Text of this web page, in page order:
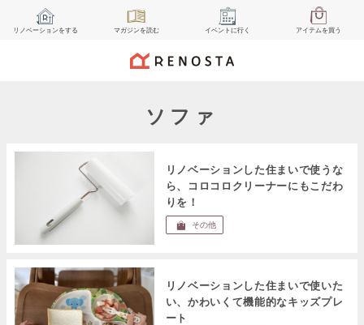
リノベーションをする マガジンを読む イベント に行く アイテムを買う
ソファ
リノベーションした住まいで使うな
ら、コロコロクリーナーにもこだわ
りを！
その他
リノベーションした住まいで使いた
い、かわいくて機能的なキッズプレ
ート